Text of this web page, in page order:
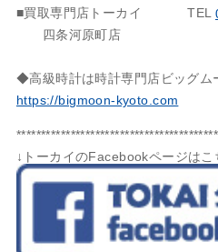
■買取専門店トーカイ
四条河原町店
TEL
◆高級時計は時計専門店ビッグム
https://bigmoon-kyoto.com
↓トーカイのFacebookページはこ